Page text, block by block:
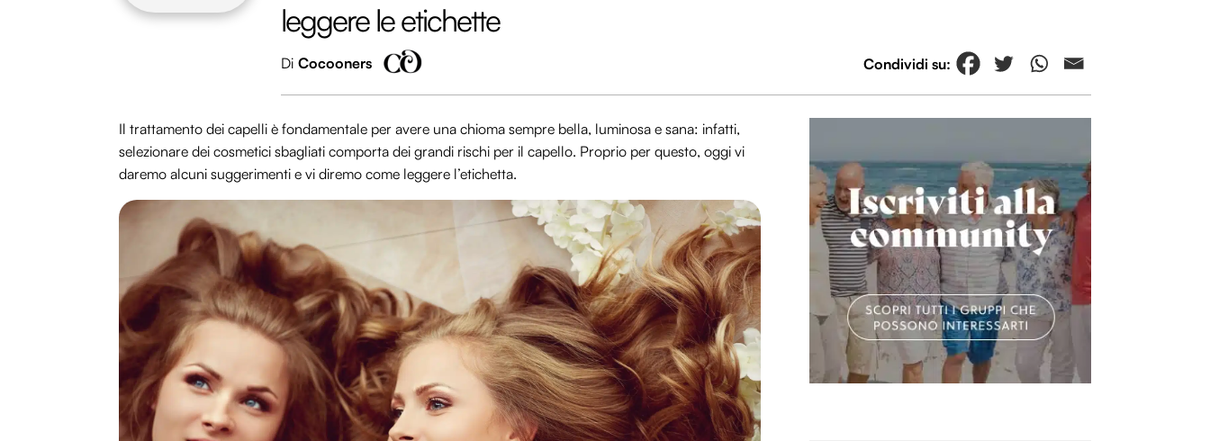
leggere le etichette
Di Cocooners
Il trattamento dei capelli è fondamentale per avere una chioma sempre bella, luminosa e sana: infatti,
selezionare dei cosmetici sbagliati comporta dei grandi rischi per il capello. Proprio per questo, oggi vi
daremo alcuni suggerimenti e vi diremo come leggere l’etichetta.